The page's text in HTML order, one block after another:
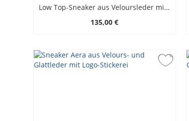
Low Top-Sneaker aus Veloursleder mit Pony-Stickerei
135,00 €